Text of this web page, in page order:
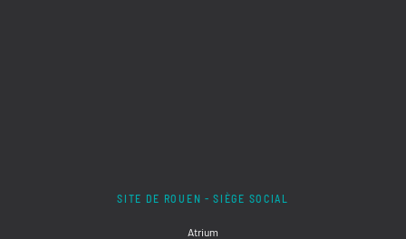
SITE DE ROUEN - SIÈGE SOCIAL
Atrium